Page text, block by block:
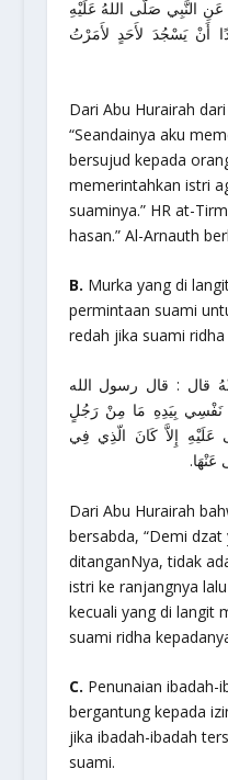
النَّبِي صَلَّى اللهُ عَلَيْهِ
أَنْ يَسْجُدَ لأَحَدٍ لأَمَرْتُ
Dari Abu Hurairah
“Seandainya aku
bersujud kepada
memerintahkan istri
suaminya.”HR at-
hasan.” Al-Arnauth
B. Murka yang di
permintaan suami
redah jika suami
قال : قال رسول الله
نَفْسِي بِيَدِهِ مَا مِنْ رَجُلٍ
عَلَيْهِ إِلاَّ كَانَ الّذِي فِي
Dari Abu Hurairah
bersabda, “Demi
ditanganNya, tidak
istri ke ranjangnya
kecuali yang di langit
suami ridha
C. Penunaian ibadah-
bergantung kepada
jika ibadah-ibadah
suami.